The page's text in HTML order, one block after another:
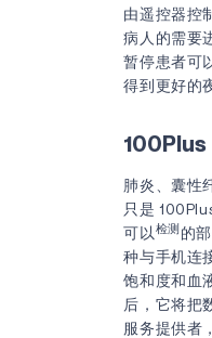
由遥控器控
病人的需要
暂停患者可
得到更好的
100Plus
肺炎、囊性
只是
可以 检测 的
种与手机连
饱和度和血
后，它将把
服务提供者